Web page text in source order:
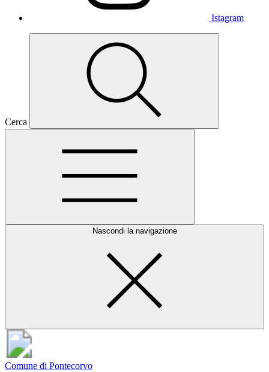
Istagram
Cerca
Nascondi la navigazione
Comune di Pontecorvo